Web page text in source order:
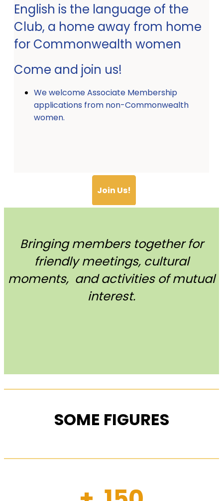
English is the language of the
Club, a home away from home
for Commonwealth women
Come and join us!
We welcome Associate Membership
applications from non-Commonwealth
women.
Join Us!
Bringing members together for
friendly meetings, cultural
moments, and activities of mutual
interest.
SOME FIGURES